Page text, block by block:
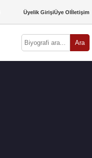
Üyelik GirişiÜye Olİletişim
Ara